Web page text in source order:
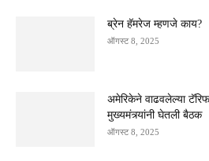
ब्रेन हॅमरेज म्हणजे काय?
ऑगस्ट 8, 2025
अमेरिकेने वाढवलेल्या
मुख्यमंत्र्यांनी घेतली बैठक
ऑगस्ट 8, 2025